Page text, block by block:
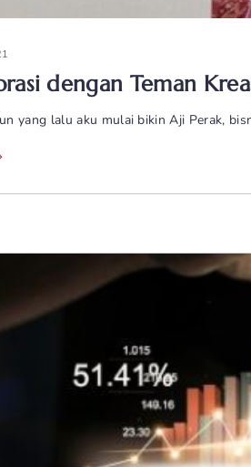
dengan Teman
yang lalu aku mulai bikin Aji Perak,